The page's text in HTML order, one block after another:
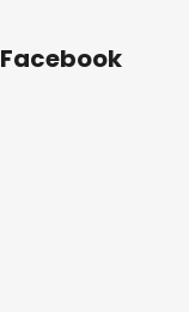
Facebook